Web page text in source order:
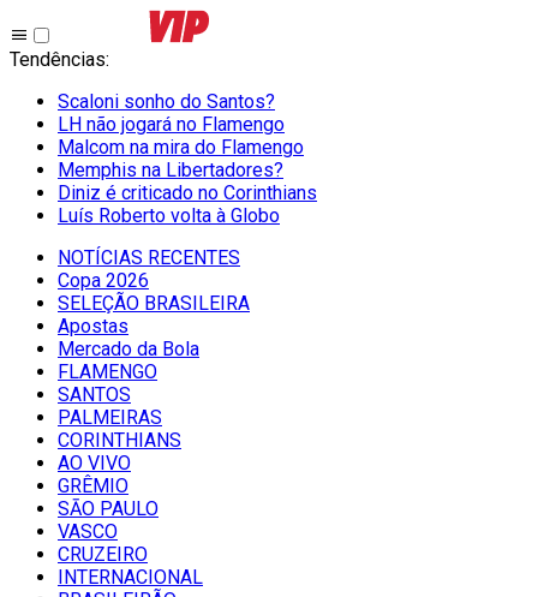
Tendências:
Scaloni sonho do Santos?
LH não jogará no Flamengo
Malcom na mira do Flamengo
Memphis na Libertadores?
Diniz é criticado no Corinthians
Luís Roberto volta à Globo
NOTÍCIAS RECENTES
Copa 2026
SELEÇÃO BRASILEIRA
Apostas
Mercado da Bola
FLAMENGO
SANTOS
PALMEIRAS
CORINTHIANS
AO VIVO
GRÊMIO
SĀO PAULO
VASCO
CRUZEIRO
INTERNACIONAL